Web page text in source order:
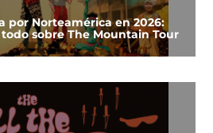
por Norteamérica en 2026:
sobre The Mountain Tour